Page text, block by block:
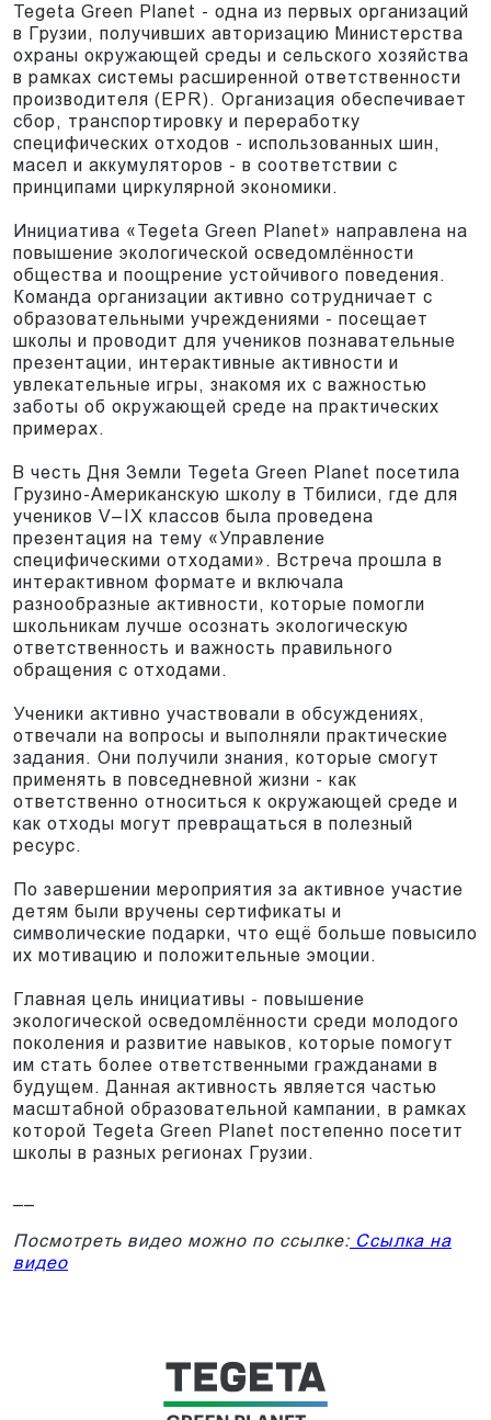
Tegeta Green Planet - одна из первых организаций
в Грузии, получивших авторизацию Министерства
охраны окружающей среды и сельского хозяйства
в рамках системы расширенной ответственности
производителя (EPR). Организация обеспечивает
сбор, транспортировку и переработку
специфических отходов - использованных шин,
масел и аккумуляторов - в соответствии с
принципами циркулярной экономики.
Инициатива «Tegeta Green Planet» направлена на
повышение экологической осведомлённости
общества и поощрение устойчивого поведения.
Команда организации активно сотрудничает с
образовательными учреждениями - посещает
школы и проводит для учеников познавательные
презентации, интерактивные активности и
увлекательные игры, знакомя их с важностью
заботы об окружающей среде на практических
примерах.
В честь Дня Земли Tegeta Green Planet посетила
Грузино-Американскую школу в Тбилиси, где для
учеников V–IX классов была проведена
презентация на тему «Управление
специфическими отходами». Встреча прошла в
интерактивном формате и включала
разнообразные активности, которые помогли
школьникам лучше осознать экологическую
ответственность и важность правильного
обращения с отходами.
Ученики активно участвовали в обсуждениях,
отвечали на вопросы и выполняли практические
задания. Они получили знания, которые смогут
применять в повседневной жизни - как
ответственно относиться к окружающей среде и
как отходы могут превращаться в полезный
ресурс.
По завершении мероприятия за активное участие
детям были вручены сертификаты и
символические подарки, что ещё больше повысило
их мотивацию и положительные эмоции.
Главная цель инициативы - повышение
экологической осведомлённости среди молодого
поколения и развитие навыков, которые помогут
им стать более ответственными гражданами в
будущем. Данная активность является частью
масштабной образовательной кампании, в рамках
которой Tegeta Green Planet постепенно посетит
школы в разных регионах Грузии.
Посмотреть видео можно по ссылке: Ссылка на
видео